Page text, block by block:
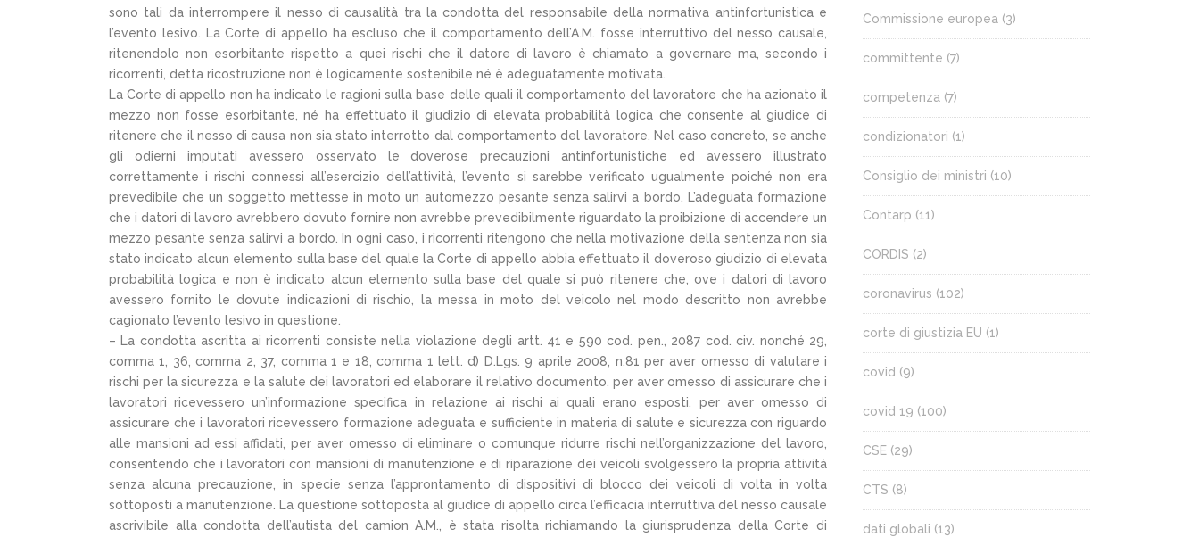
sono tali da interrompere il nesso di causalità tra la condotta del responsabile della normativa antinfortunistica e
l’evento lesivo. La Corte di appello ha escluso che il comportamento dell’A.M. fosse interruttivo del nesso causale,
ritenendolo non esorbitante rispetto a quei rischi che il datore di lavoro è chiamato a governare ma, secondo i
ricorrenti, detta ricostruzione non è logicamente sostenibile né è adeguatamente motivata.
La Corte di appello non ha indicato le ragioni sulla base delle quali il comportamento del lavoratore che ha azionato il
mezzo non fosse esorbitante, né ha effettuato il giudizio di elevata probabilità logica che consente al giudice di
ritenere che il nesso di causa non sia stato interrotto dal comportamento del lavoratore. Nel caso concreto, se anche
gli odierni imputati avessero osservato le doverose precauzioni antinfortunistiche ed avessero illustrato
correttamente i rischi connessi all’esercizio dell’attività, l’evento si sarebbe verificato ugualmente poiché non era
prevedibile che un soggetto mettesse in moto un automezzo pesante senza salirvi a bordo. L’adeguata formazione
che i datori di lavoro avrebbero dovuto fornire non avrebbe prevedibilmente riguardato la proibizione di accendere un
mezzo pesante senza salirvi a bordo. In ogni caso, i ricorrenti ritengono che nella motivazione della sentenza non sia
stato indicato alcun elemento sulla base del quale la Corte di appello abbia effettuato il doveroso giudizio di elevata
probabilità logica e non è indicato alcun elemento sulla base del quale si può ritenere che, ove i datori di lavoro
avessero fornito le dovute indicazioni di rischio, la messa in moto del veicolo nel modo descritto non avrebbe
cagionato l’evento lesivo in questione.
– La condotta ascritta ai ricorrenti consiste nella violazione degli artt. 41 e 590 cod. pen., 2087 cod. civ. nonché 29,
comma 1, 36, comma 2, 37, comma 1 e 18, comma 1 lett. d) D.Lgs. 9 aprile 2008, n.81 per aver omesso di valutare i
rischi per la sicurezza e la salute dei lavoratori ed elaborare il relativo documento, per aver omesso di assicurare che i
lavoratori ricevessero un’informazione specifica in relazione ai rischi ai quali erano esposti, per aver omesso di
assicurare che i lavoratori ricevessero formazione adeguata e sufficiente in materia di salute e sicurezza con riguardo
alle mansioni ad essi affidati, per aver omesso di eliminare o comunque ridurre rischi nell’organizzazione del lavoro,
consentendo che i lavoratori con mansioni di manutenzione e di riparazione dei veicoli svolgessero la propria attività
senza alcuna precauzione, in specie senza l’approntamento di dispositivi di blocco dei veicoli di volta in volta
sottoposti a manutenzione. La questione sottoposta al giudice di appello circa l’efficacia interruttiva del nesso causale
ascrivibile alla condotta dell’autista del camion A.M., è stata risolta richiamando la giurisprudenza della Corte di
Commissione europea (3)
committente (7)
competenza (7)
condizionatori (1)
Consiglio dei ministri (10)
Contarp (11)
CORDIS (2)
coronavirus (102)
corte di giustizia EU (1)
covid (9)
covid 19 (100)
CSE (29)
CTS (8)
dati globali (13)